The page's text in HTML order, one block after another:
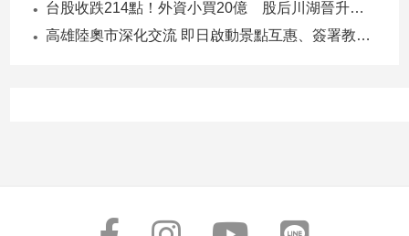
台股收跌214點！外資小買20億 股后川湖晉升萬金股
高雄陸奧市深化交流 即日啟動景點互惠、簽署教育合作MOU